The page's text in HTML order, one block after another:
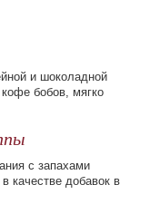
и шоколадной
бобов, мягко
с запахами
качестве добавок в